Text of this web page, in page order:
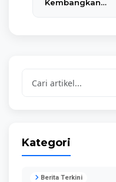
Kembangkan
Kategori
Berita Terkini